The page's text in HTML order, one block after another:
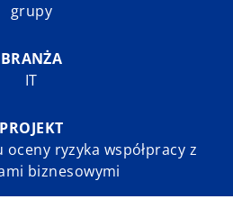
grupy
BRANŻA
IT
PROJEKT
ryzyka współpracy z
biznesowymi